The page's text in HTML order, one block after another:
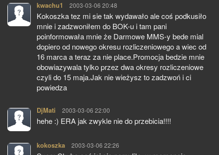
kwachu1 pisze:
2003-03-06 20:48
Kokoszka tez mi sie tak wydawało ale coś podkusiło
mnie i zadzwoniłem do BOK-u i tam pani
poinformowała mnie że Darmowe MMS-y bede mial
dopiero od nowego okresu rozliczeniowego a wiec od
16 marca a teraz za nie place.Promocja bedzie mnie
obowiazywala tylko przez dwa okresy rozliczeniowe
czyli do 15 maja.Jak nie wieżysz to zadzwoń i ci
powiedza
DjMati pisze:
2003-03-06 22:00
hehe :) ERA jak zwykle nie do przebicia!!!!
kokoszka pisze:
2003-03-06 22:26